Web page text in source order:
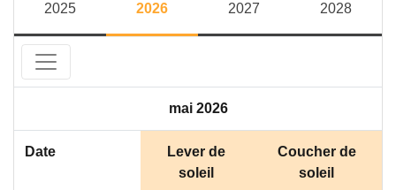
2025 2026 2027 2028
mai 2026
Date
Lever de
soleil
Coucher de
soleil